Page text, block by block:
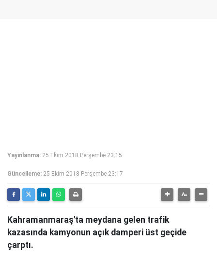
Yayınlanma: 25 Ekim 2018 Perşembe 23:15
Güncelleme: 25 Ekim 2018 Perşembe 23:17
Kahramanmaraş'ta meydana gelen trafik
kazasında kamyonun açık damperi üst geçide
çarptı.